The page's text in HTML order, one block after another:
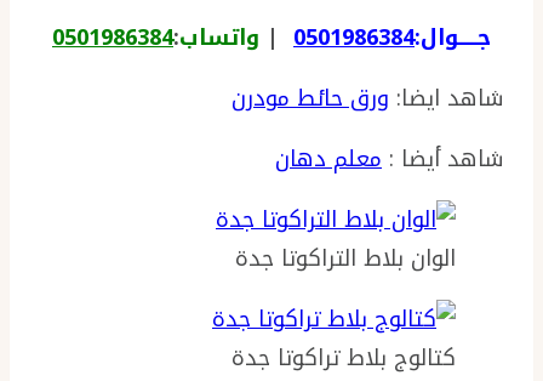
جـــــوال:0501986384
| واتساب:
0501986384
شاهد ايضا: ورق حائط مودرن
شاهد أيضا : معلم دهان
الوان بلاط التراكوتا جدة
كتالوج بلاط تراكوتا جدة